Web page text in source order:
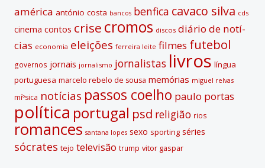
américa antónio costa bancos benfica cavaco silva cds
cinema contos crise cromos discos diário de notí­
cias economia eleições ferreira leite filmes futebol
governos jornais jornalismo jornalistas livros lí­ngua
portuguesa marcelo rebelo de sousa memórias miguel relvas
míºsica notí­cias passos coelho paulo portas
polí­tica portugal psd religião rios
romances santana lopes sexo sporting séries
sócrates tejo televisão trump vitor gaspar